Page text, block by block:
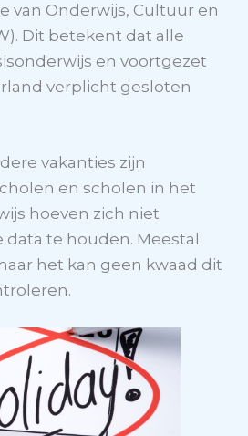
van Onderwijs, Cultuur en
Dit betekent dat alle
en voortgezet
verplicht gesloten
vakanties zijn
en scholen in het
hoeven zich niet
data te houden. Meestal
het kan geen kwaad dit